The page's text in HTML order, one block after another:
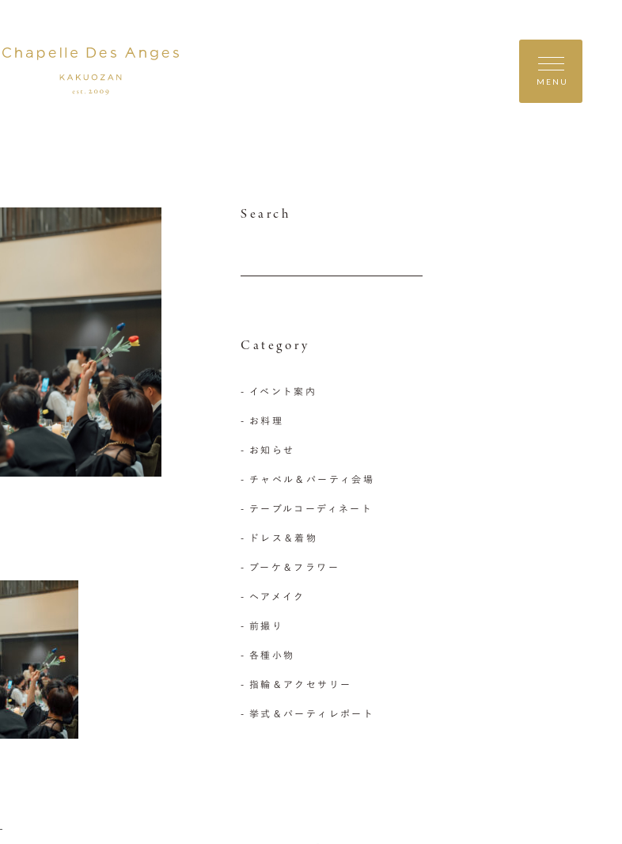
MENU
Search
Category
- イベント案内
- お料理
- お知らせ
- チャペル＆パーティ会場
- テーブルコーディネート
- ドレス＆着物
- ブーケ＆フラワー
- ヘアメイク
- 前撮り
- 各種小物
- 指輪＆アクセサリー
- 挙式＆パーティレポート